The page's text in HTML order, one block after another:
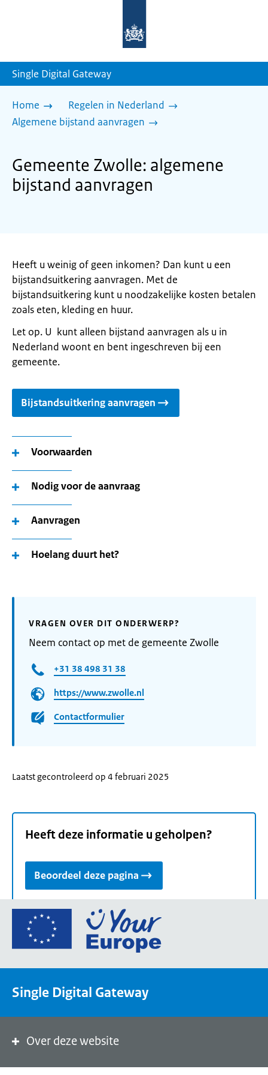
homepage
Single Digital Gateway
Home
Regelen in Nederland
Algemene bijstand aanvragen
Gemeente Zwolle: algemene
bijstand aanvragen
Heeft u weinig of geen inkomen? Dan kunt u een
bijstandsuitkering aanvragen. Met de
bijstandsuitkering kunt u noodzakelijke kosten betalen
zoals eten, kleding en huur.
Let op. U kunt alleen bijstand aanvragen als u in
Nederland woont en bent ingeschreven bij een
gemeente.
Bijstandsuitkering aanvragen
Voorwaarden
Nodig voor de aanvraag
Aanvragen
Hoelang duurt het?
VRAGEN OVER DIT ONDERWERP?
Neem contact op met de gemeente Zwolle
+31 38 498 31 38
https://www.zwolle.nl
Contactformulier
Laatst gecontroleerd op 4 februari 2025
Heeft deze informatie u geholpen?
Beoordeel deze pagina
Ga
de
een
de
Single Digital Gateway
Over deze website